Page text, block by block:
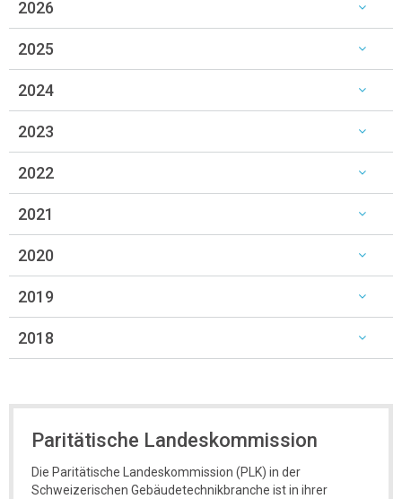
2026
2025
2024
2023
2022
2021
2020
2019
2018
Paritätische Landeskommission
Die Paritätische Landeskommission (PLK) in der
Schweizerischen Gebäudetechnikbranche ist in ihrer